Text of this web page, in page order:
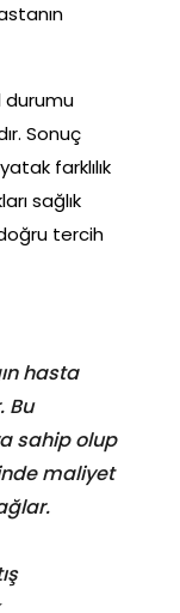
durumu
Sonuç
farklılık
sağlık
tercih
hasta
Bu
sahip olup
maliyet